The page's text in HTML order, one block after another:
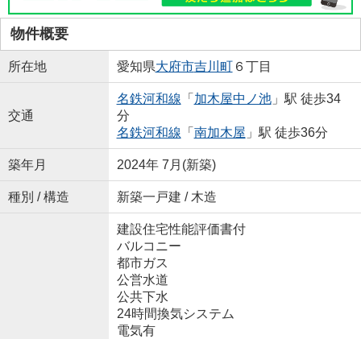
物件概要
所在地 愛知県大府市吉川町６丁目
交通
名鉄河和線 「 加木屋中ノ池」駅 徒歩34
分
名鉄河和線 「 南加木屋 」駅 徒歩36分
築年月 2024年 7月(新築)
種別 / 構造 新築一戸建 / 木造
建設住宅性能評価書付
バルコニー
都市ガス
公営水道
公共下水
24時間換気システム
電気有